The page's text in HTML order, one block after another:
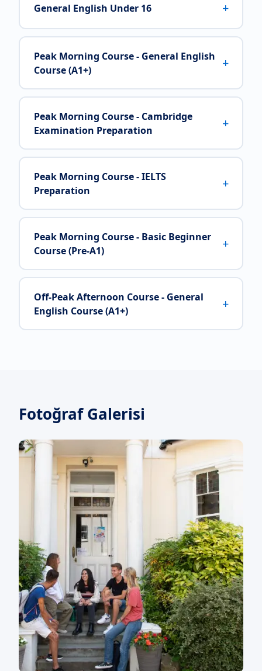
General English Under 16 +
Peak Morning Course - General English
Course (A1+)
+
Peak Morning Course - Cambridge
Examination Preparation
+
Peak Morning Course - IELTS
Preparation
+
Peak Morning Course - Basic Beginner
Course (Pre-A1)
+
Off-Peak Afternoon Course - General
English Course (A1+)
+
Fotoğraf Galerisi